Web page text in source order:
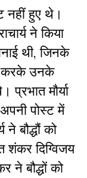
नहीं हुए थे।
ने किया
थी, जिनके
करके उनके
प्रभात मौर्या
पोस्ट में
ने बौद्धौं को
शंकर दिग्विजय
ने बौद्धों को